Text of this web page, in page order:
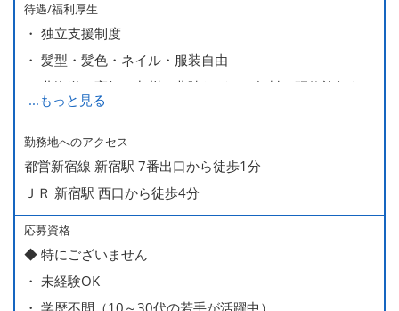
待遇/福利厚生
・ 独立支援制度
・ 髪型・髪色・ネイル・服装自由
・ 北海道や高知、九州、北陸などへの無料の研修旅行あり
ます
・ 無料の美味しい まかない食 あり
...もっと見る
勤務地へのアクセス
都営新宿線 新宿駅 7番出口から徒歩1分
ＪＲ 新宿駅 西口から徒歩4分
応募資格
◆ 特にございません
・ 未経験OK